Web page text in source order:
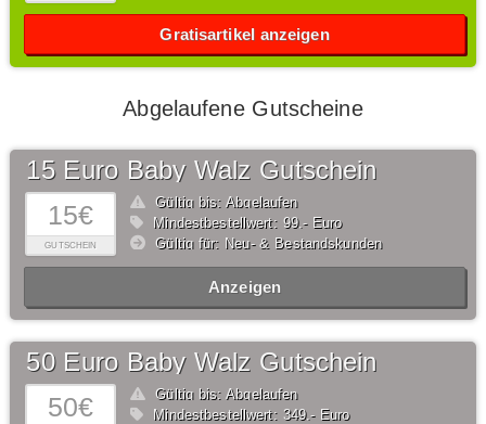
Gratisartikel anzeigen
Abgelaufene Gutscheine
15€
GUTSCHEIN
15 Euro Baby Walz Gutschein
Gültig bis: Abgelaufen
Mindestbestellwert: 99,- Euro
Gültig für: Neu- & Bestandskunden
Anzeigen
50€
50 Euro Baby Walz Gutschein
Gültig bis: Abgelaufen
Mindestbestellwert: 349,- Euro